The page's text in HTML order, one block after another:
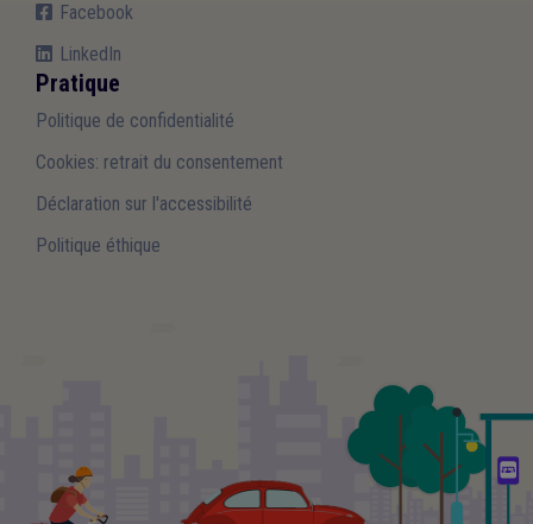
Facebook
LinkedIn
Pratique
Politique de confidentialité
Cookies: retrait du consentement
Déclaration sur l'accessibilité
Politique éthique